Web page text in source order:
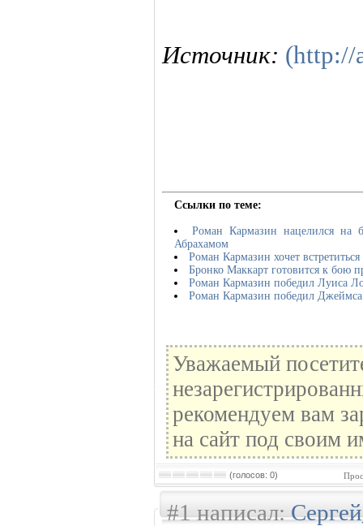
Источник: (http://
Ссылки по теме:
Роман Кармазин нацелился
Абрахамом
Роман Кармазин хочет
Бронко Маккарт готовится к бою
Роман Кармазин победил Луиса
Роман Кармазин победил
Уважаемый
рекомендуем вам
на сайт под своим
(голосов: 0)
#1 написал: